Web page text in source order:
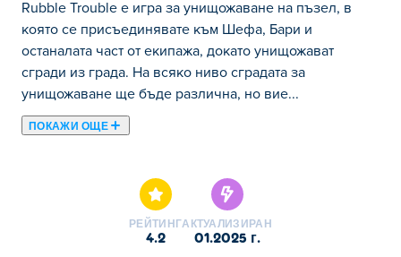
Rubble Trouble е игра за унищожаване на пъзел, в
която се присъединявате към Шефа, Бари и
останалата част от екипажа, докато унищожават
сгради из града. На всяко ниво сградата за
унищожаване ще бъде различна, но вие...
ПОКАЖИ ОЩЕ
останалата част от екипажа, докато унищожават
сгради из града. На всяко ниво сградата за
унищожаване ще бъде различна, но вие също ще
РЕЙТИНГ
4.2
АКТУАЛИЗИРАН
01.2025 г.